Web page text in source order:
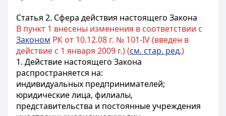
Статья 2. Сфера действия настоящего Закона
В пункт 1 внесены изменения в соответствии с
Законом РК от 10.12.08 г. № 101-IV (введен в
действие с 1 января 2009 г.) (см. стар. ред.)
1. Действие настоящего Закона
распространяется на:
индивидуальных предпринимателей;
юридические лица, филиалы,
представительства и постоянные учреждения